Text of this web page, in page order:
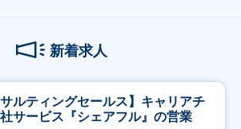
新着求人
ルティングセールス】キャリアチ
サービス『シェアフル』の営業